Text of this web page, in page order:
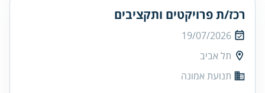
רכז/ת פרויקטים ותקציבים
19/07/2026
תל אביב
תנועת אמונה